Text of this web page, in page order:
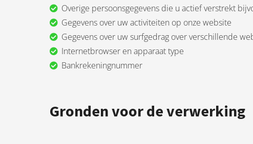
Overige persoonsgegevens die u actief verstrekt
Gegevens over uw activiteiten op onze website
Gegevens over uw surfgedrag over verschillende
Internetbrowser en apparaat type
Bankrekeningnummer
Gronden voor de verwerking